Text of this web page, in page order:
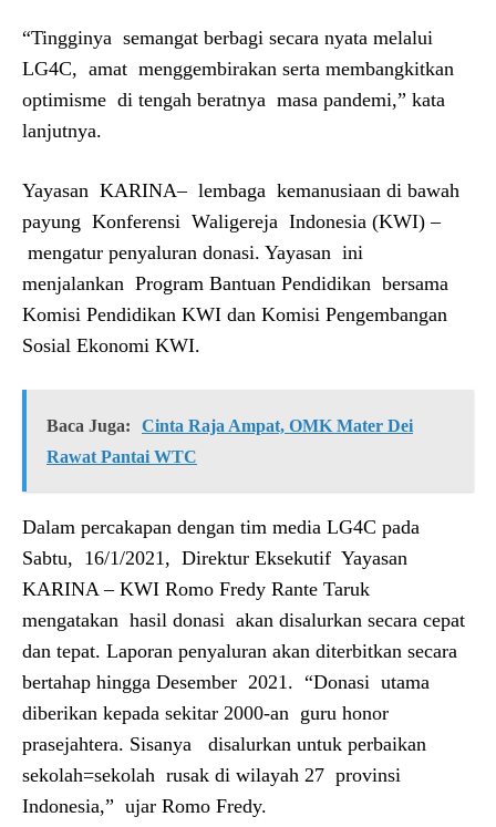
“Tingginya semangat berbagi secara nyata melalui
LG4C, amat menggembirakan serta membangkitkan
optimisme di tengah beratnya masa pandemi,” kata
lanjutnya.
Yayasan KARINA– lembaga kemanusiaan di bawah
payung Konferensi Waligereja Indonesia (KWI) –
mengatur penyaluran donasi. Yayasan ini
menjalankan Program Bantuan Pendidikan bersama
Komisi Pendidikan KWI dan Komisi Pengembangan
Sosial Ekonomi KWI.
Baca Juga:
Cinta Raja Ampat, OMK Mater Dei
Rawat Pantai WTC
Dalam percakapan dengan tim media LG4C pada
Sabtu, 16/1/2021, Direktur Eksekutif Yayasan
KARINA – KWI Romo Fredy Rante Taruk
mengatakan hasil donasi akan disalurkan secara cepat
dan tepat. Laporan penyaluran akan diterbitkan secara
bertahap hingga Desember 2021. “Donasi utama
diberikan kepada sekitar 2000-an guru honor
prasejahtera. Sisanya disalurkan untuk perbaikan
sekolah=sekolah rusak di wilayah 27 provinsi
Indonesia,” ujar Romo Fredy.